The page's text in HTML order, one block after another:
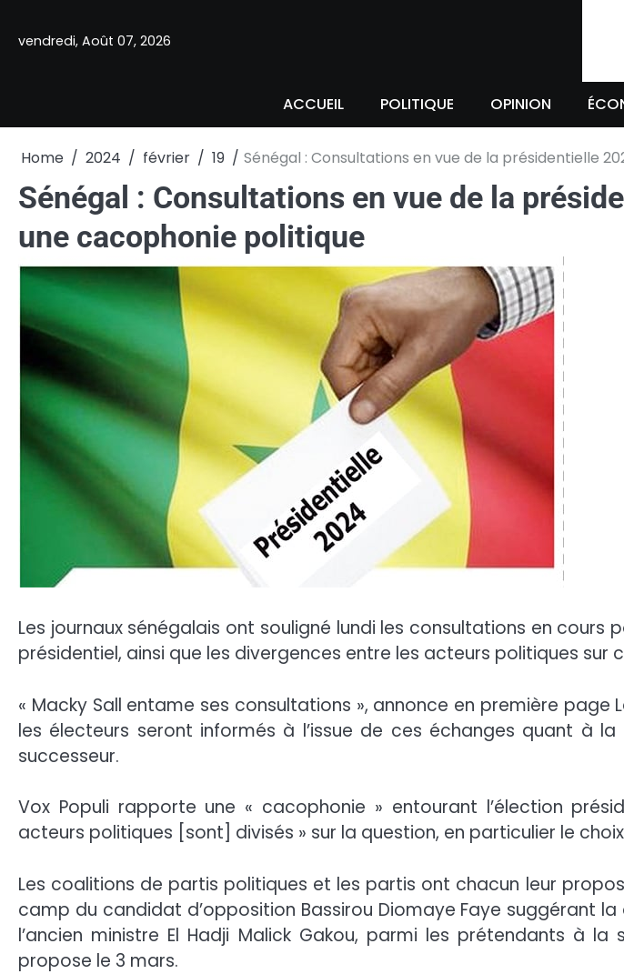
vendredi, Août 07, 2026
ACCUEIL POLITIQUE OPINION
Home 2024 février 19 Sénégal : Consultations en vue de la présidentielle
Sénégal : Consultations en vue de la
une cacophonie politique
Les journaux sénégalais ont souligné lundi les consultations en cours
présidentiel, ainsi que les divergences entre les acteurs politiques sur
« Macky Sall entame ses consultations », annonce en première page
les électeurs seront informés à l’issue de ces échanges quant à
successeur.
Vox Populi rapporte une « cacophonie » entourant l’élection
acteurs politiques [sont] divisés » sur la question, en particulier le
Les coalitions de partis politiques et les partis ont chacun leur
camp du candidat d’opposition Bassirou Diomaye Faye suggérant
l’ancien ministre El Hadji Malick Gakou, parmi les prétendants à la
propose le 3 mars.